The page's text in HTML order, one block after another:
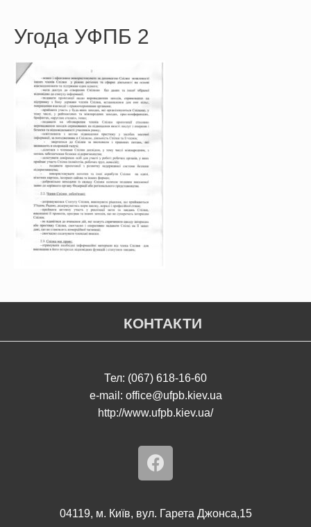
Угода УФПБ 2
КОНТАКТИ
Тел: (067) 618-16-60
e-mail: office@ufpb.kiev.ua
http://www.ufpb.kiev.ua/
04119, м. Київ, вул. Гарета Джонса,15